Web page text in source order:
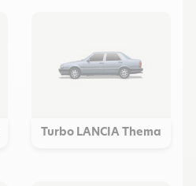
Turbo LANCIA Thema